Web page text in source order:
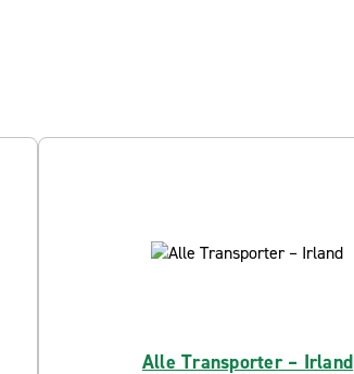
Alle Transporter – Irland